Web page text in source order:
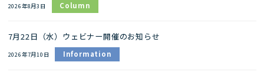
2026年8月3日 Column
7月22日（水）ウェビナー開催のお知らせ
2026年7月10日 Information